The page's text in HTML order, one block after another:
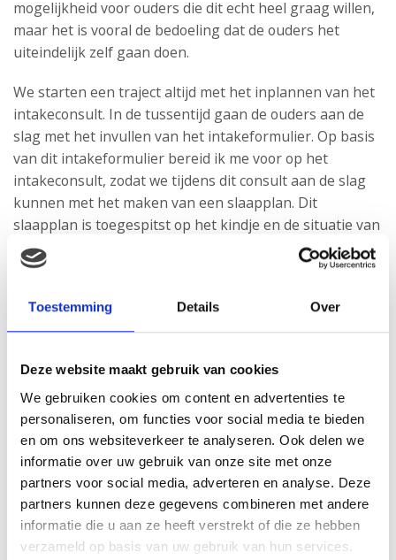
Toestemming Details Over
Deze website maakt gebruik van cookies
We gebruiken cookies om content en advertenties te
personaliseren, om functies voor social media te bieden
en om ons websiteverkeer te analyseren. Ook delen we
informatie over uw gebruik van onze site met onze
partners voor social media, adverteren en analyse. Deze
partners kunnen deze gegevens combineren met andere
informatie die u aan ze heeft verstrekt of die ze hebben
verzameld op basis van uw gebruik van hun services.
mogelijkheid voor ouders die dit echt heel graag willen,
maar het is vooral de bedoeling dat de ouders het
uiteindelijk zelf gaan doen.
We starten een traject altijd met het inplannen van het
intakeconsult. In de tussentijd gaan de ouders aan de
slag met het invullen van het intakeformulier. Op basis
van dit intakeformulier bereid ik me voor op het
intakeconsult, zodat we tijdens dit consult aan de slag
kunnen met het maken van een slaapplan. Dit
slaapplan is toegespitst op het kindje en de situatie van
het gezin. Het is dus geen standaard plan, maar echt
een persoonlijk slaapplan.
starten met het uitvoeren van het plan. Zodra de
ouders gestart zijn beginnen de drie weken
begeleiding. Dagelijks vullen de ouders online een
slaaplogboek in. Deze bekijk ik dan en neem aan de
hand daarvan dagelijks contact op met de ouders. Zo
hebben we dagelijks de mogelijkheid om het plan
eventueel bij te sturen. Maar nog belangrijker zo heb ik
de mogelijkheid om de ouders dagelijks bij te staan, te
ondersteunen en de mogelijkheid om de vragen die ze